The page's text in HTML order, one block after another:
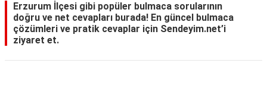
Erzurum İlçesi gibi popüler bulmaca sorularının
doğru ve net cevapları burada! En güncel bulmaca
çözümleri ve pratik cevaplar için Sendeyim.net’i
ziyaret et.